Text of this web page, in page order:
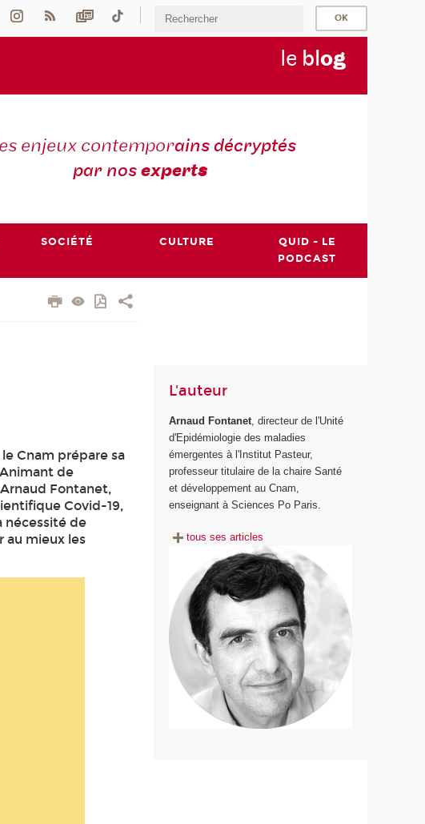
le blog
enjeux contemporains décryptés
par nosexperts
SOCIÉTÉ CULTURE
QUID - LE
PODCAST
Cnam prépare sa
de
Fontanet,
Covid-19,
nécessité de
au mieux les
L'auteur
Arnaud Fontanet , directeur de l'Unité
d'Epidémiologie des maladies
émergentes à l'Institut Pasteur,
professeur titulaire de la chaire Santé
et développement au Cnam,
enseignant à Sciences Po Paris.
tous ses articles